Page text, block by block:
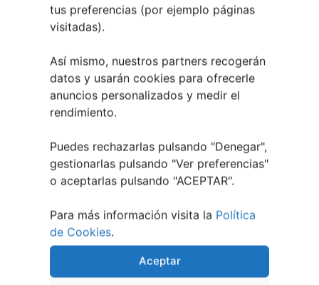
tus preferencias (por ejemplo páginas
visitadas).
Así mismo, nuestros partners recogerán
datos y usarán cookies para ofrecerle
anuncios personalizados y medir el
rendimiento.
Puedes rechazarlas pulsando "Denegar",
gestionarlas pulsando "Ver preferencias"
o aceptarlas pulsando "ACEPTAR".
Para más información visita la Política
de Cookies.
Aceptar
30 abril, 2026
Primer Concurso Conciertos
TuVigoplan